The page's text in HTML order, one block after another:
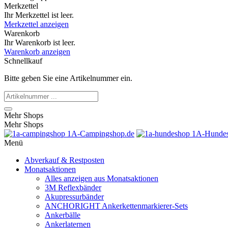
Merkzettel
Ihr Merkzettel ist leer.
Merkzettel anzeigen
Warenkorb
Ihr Warenkorb ist leer.
Warenkorb anzeigen
Schnellkauf
Bitte geben Sie eine Artikelnummer ein.
Mehr Shops
Mehr Shops
1A-Campingshop.de
1A-
Menü
Abverkauf & Restposten
Monatsaktionen
Alles anzeigen aus Monatsaktionen
3M Reflexbänder
Akupressurbänder
ANCHORIGHT Ankerkettenmarkierer-Sets
Ankerbälle
Ankerlaternen